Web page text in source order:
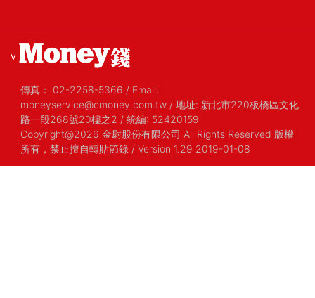
v
傳真： 02-2258-5366 / Email:
moneyservice@cmoney.com.tw / 地址: 新北市220板橋區文化
路一段268號20樓之2 / 統編: 52420159
Copyright@2026 金尉股份有限公司 All Rights Reserved 版權
所有，禁止擅自轉貼節錄 / Version 1.29 2019-01-08